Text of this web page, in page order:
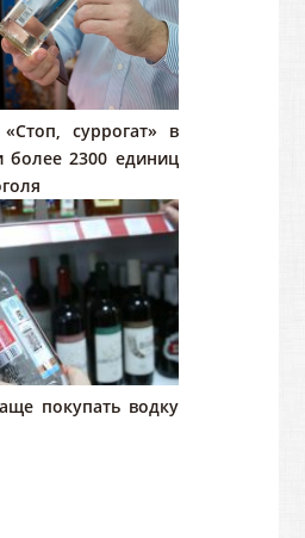
суррогат» в
2300 единиц
покупать водку